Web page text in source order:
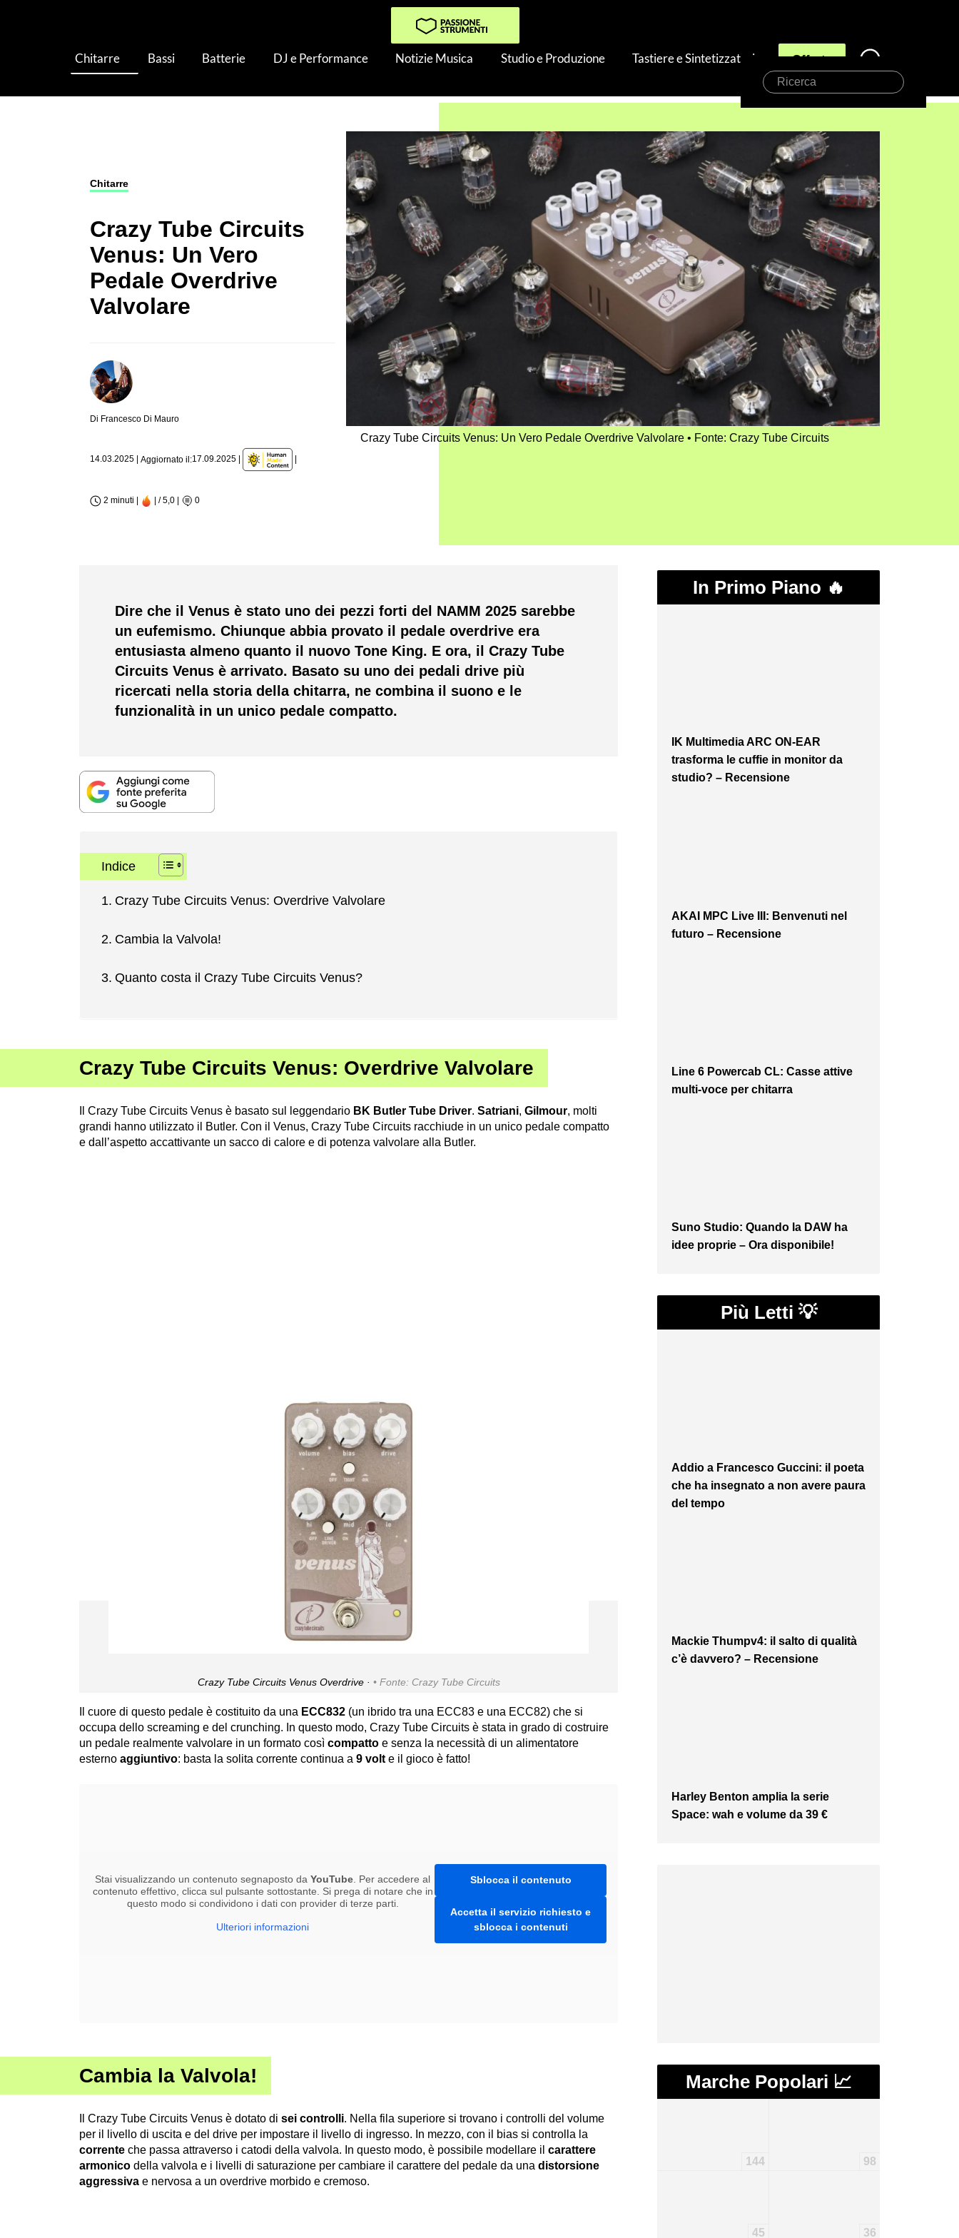
Chitarre Bassi Batterie DJ e Performance Notizie Musica Studio e Produzione Tastiere e Sintetizzatori Offerte
Ricerca
Chitarre
Crazy Tube Circuits
Venus: Un Vero
Pedale Overdrive
Valvolare
Di Francesco Di Mauro
14.03.2025 Aggiornato il:17.09.2025
2 minuti | | / 5,0 | 0
Crazy Tube Circuits Venus: Un Vero Pedale Overdrive Valvolare Fonte: Crazy Tube Circuits
Dire che il Venus è stato uno dei pezzi forti del NAMM 2025 sarebbe
un eufemismo. Chiunque abbia provato il pedale overdrive era
entusiasta almeno quanto il nuovo Tone King. E ora, il Crazy Tube
Circuits Venus è arrivato. Basato su uno dei pedali drive più
ricercati nella storia della chitarra, ne combina il suono e le
funzionalità in un unico pedale compatto.
Indice
Crazy Tube Circuits Venus: Overdrive Valvolare
Cambia la Valvola!
Quanto costa il Crazy Tube Circuits Venus?
Crazy Tube Circuits Venus: Overdrive Valvolare
Il Crazy Tube Circuits Venus è basato sul leggendario BK Butler Tube Driver. Satriani, Gilmour, molti
grandi hanno utilizzato il Butler. Con il Venus, Crazy Tube Circuits racchiude in un unico pedale compatto
e dall’aspetto accattivante un sacco di calore e di potenza valvolare alla Butler.
Crazy Tube Circuits Venus Overdrive · Fonte: Crazy Tube Circuits
Il cuore di questo pedale è costituito da una ECC832 (un ibrido tra una ECC83 e una ECC82) che si
occupa dello screaming e del crunching. In questo modo, Crazy Tube Circuits è stata in grado di costruire
un pedale realmente valvolare in un formato così compatto e senza la necessità di un alimentatore
esterno aggiuntivo: basta la solita corrente continua a 9 volt e il gioco è fatto!
Stai visualizzando un contenuto segnaposto da YouTube. Per accedere al
contenuto effettivo, clicca sul pulsante sottostante. Si prega di notare che in
questo modo si condividono i dati con provider di terze parti.
Ulteriori informazioni
Sblocca il contenuto
Accetta il servizio richiesto e
sblocca i contenuti
Cambia la Valvola!
Il Crazy Tube Circuits Venus è dotato di sei controlli. Nella fila superiore si trovano i controlli del volume
per il livello di uscita e del drive per impostare il livello di ingresso. In mezzo, con il bias si controlla la
corrente che passa attraverso i catodi della valvola. In questo modo, è possibile modellare il carattere
armonico della valvola e i livelli di saturazione per cambiare il carattere del pedale da una distorsione
aggressiva e nervosa a un overdrive morbido e cremoso.
In Primo Piano 🔥
IK Multimedia ARC ON-EAR
trasforma le cuffie in monitor da
studio? – Recensione
AKAI MPC Live III: Benvenuti nel
futuro – Recensione
Line 6 Powercab CL: Casse attive
multi-voce per chitarra
Suno Studio: Quando la DAW ha
idee proprie – Ora disponibile!
Più Letti 💡
Addio a Francesco Guccini: il poeta
che ha insegnato a non avere paura
del tempo
Mackie Thumpv4: il salto di qualità
c’è davvero? – Recensione
Harley Benton amplia la serie
Space: wah e volume da 39 €
Marche Popolari 📈
144 98
45 36